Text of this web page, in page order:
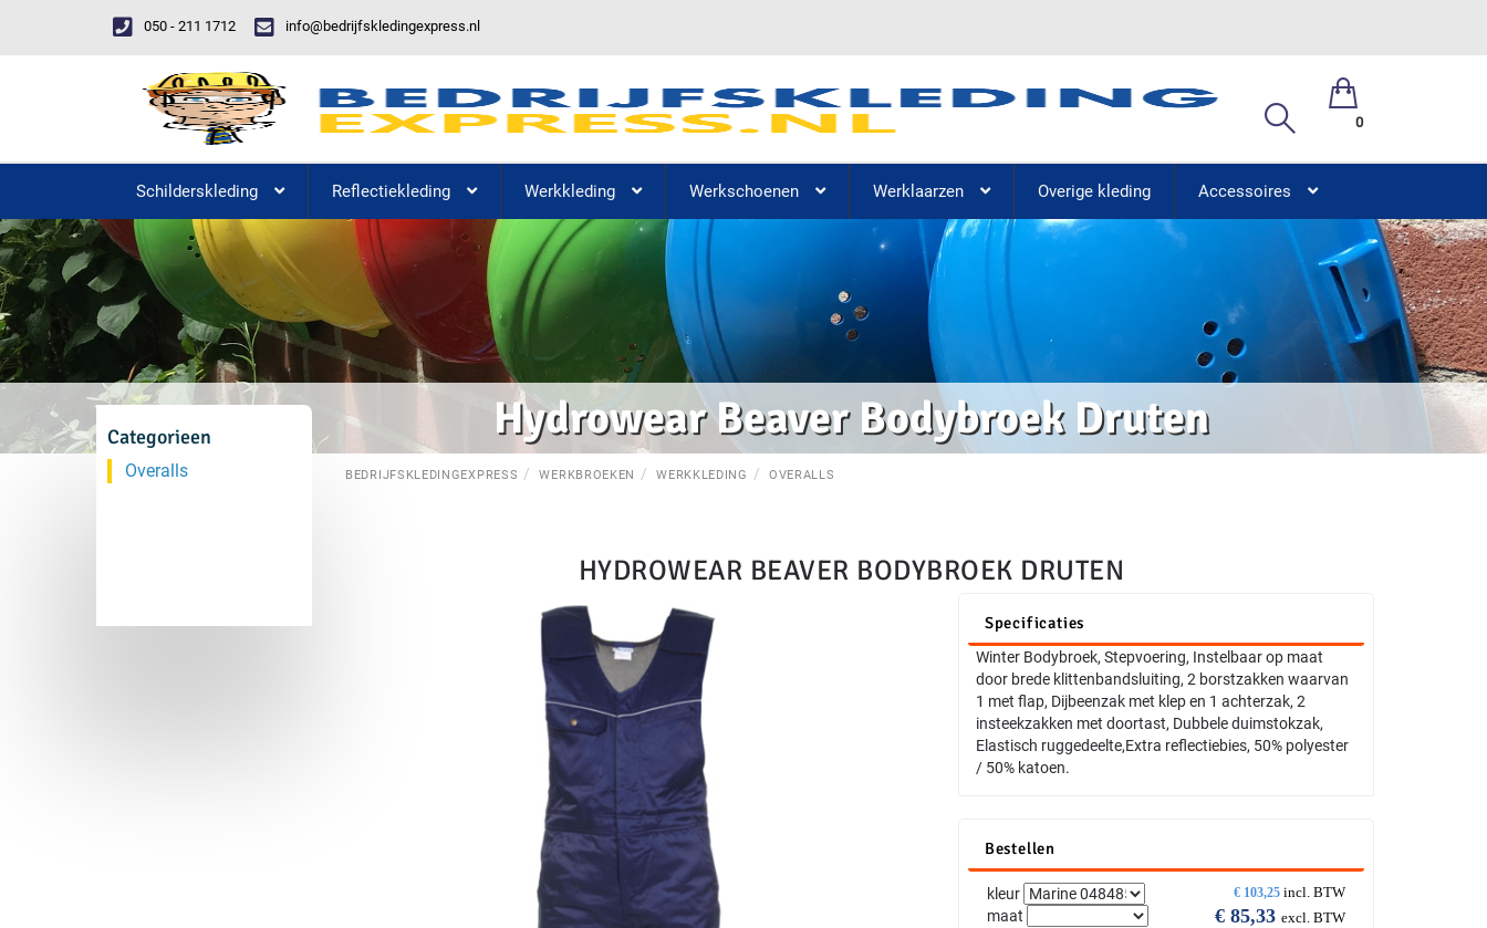
050 - 211 1712 info@bedrijfskledingexpress.nl
0
Schilderskleding Reflectiekleding Werkkleding Werkschoenen Werklaarzen Overige kleding Accessoires
Hydrowear Beaver Bodybroek Druten
BEDRIJFSKLEDINGEXPRESS WERKBROEKEN WERKKLEDING OVERALLS
HYDROWEAR BEAVER BODYBROEK DRUTEN
Specificaties
Winter Bodybroek, Stepvoering, Instelbaar op maat
door brede klittenbandsluiting, 2 borstzakken waarvan
1 met flap, Dijbeenzak met klep en 1 achterzak, 2
insteekzakken met doortast, Dubbele duimstokzak,
Elastisch ruggedeelte,Extra reflectiebies, 50% polyester
/ 50% katoen.
Bestellen
€ 103,25 incl. BTW
€ 85,33 excl. BTW
kleur
maat
Categorieen
Overalls